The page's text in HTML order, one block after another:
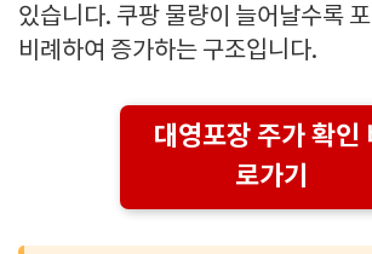
있습니다. 쿠팡 물량이 늘어날수록
비례하여 증가하는 구조입니다.
대영포장 주가 확인
로가기